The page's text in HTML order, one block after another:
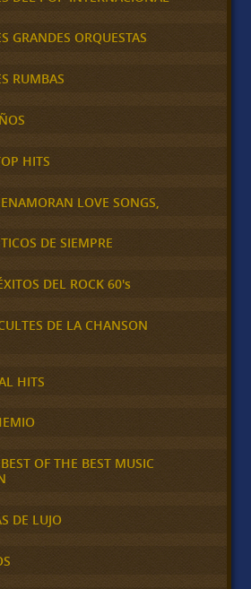
GRANDES ORQUESTAS
RUMBAS
HITS
LOVE SONGS,
DE SIEMPRE
DEL ROCK 60's
DE LA CHANSON
HITS
OF THE BEST MUSIC
DE LUJO